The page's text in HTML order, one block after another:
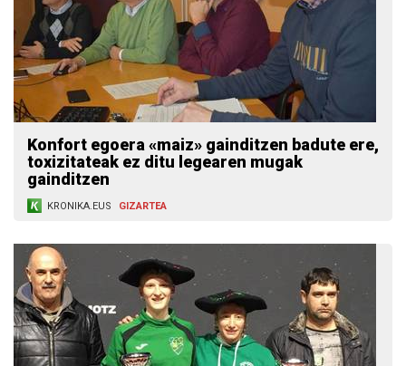
Konfort egoera «maiz» gainditzen badute ere,
toxizitateak ez ditu legearen mugak
gainditzen
KRONIKA.EUS GIZARTEA